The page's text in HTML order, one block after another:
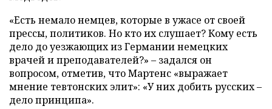
«Есть немало немцев, которые в ужасе от своей
прессы, политиков. Но кто их слушает? Кому есть
дело до уезжающих из Германии немецких
врачей и преподавателей?» – задался он
вопросом, отметив, что Мартенс «выражает
мнение тевтонских элит»: «У них добить русских –
дело принципа».